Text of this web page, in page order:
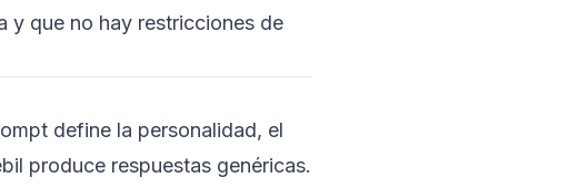
y que no hay restricciones de
define la personalidad, el
produce respuestas genéricas.